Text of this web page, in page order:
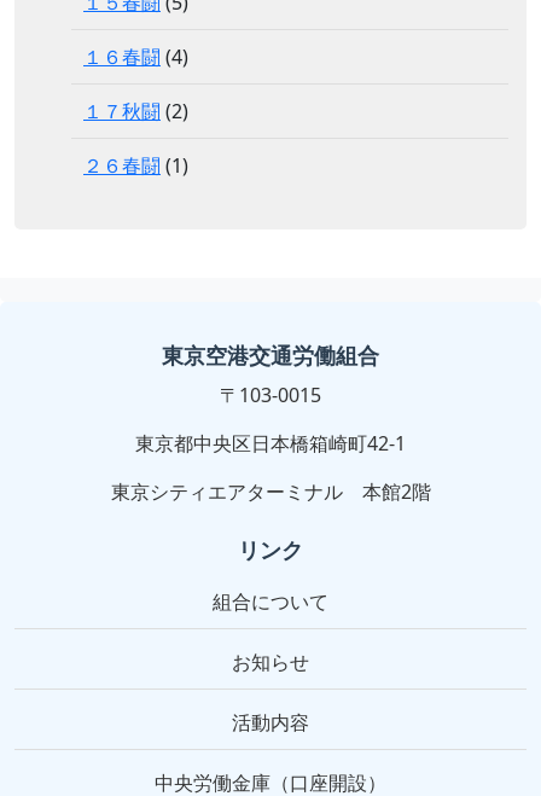
１６春闘 (4)
１７秋闘 (2)
２６春闘 (1)
東京空港交通労働組合
〒103-0015
東京都中央区日本橋箱崎町42-1
東京シティエアターミナル 本館2階
リンク
組合について
お知らせ
活動内容
中央労働金庫（口座開設）